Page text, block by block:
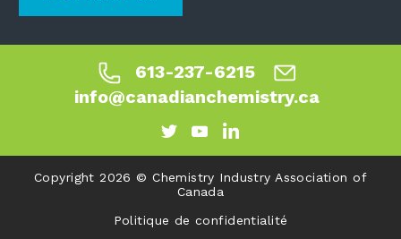
613-237-6215
info@canadianchemistry.ca
Copyright 2026 © Chemistry Industry Association of
Canada
Politique de confidentialité